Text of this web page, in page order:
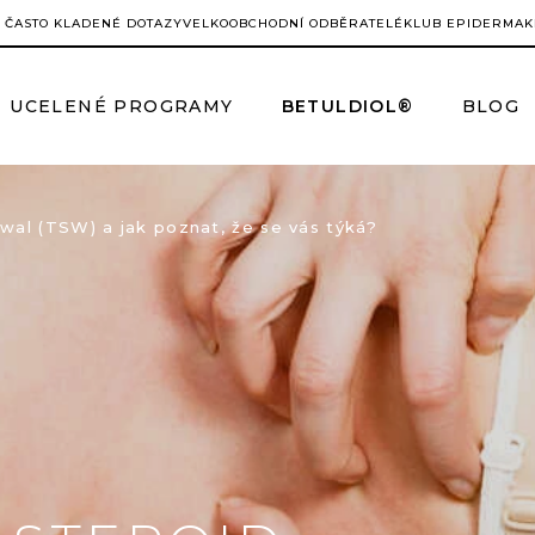
ČASTO KLADENÉ DOTAZYVELKOOBCHODNÍ ODBĚRATELÉ KLUB EPIDERMA
UCELENÉ PROGRAMY BETULDIOL® BLOG
(TSW) a jak poznat, že se vás týká?